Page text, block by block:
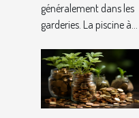
généralement dans les
garderies. La piscine à...